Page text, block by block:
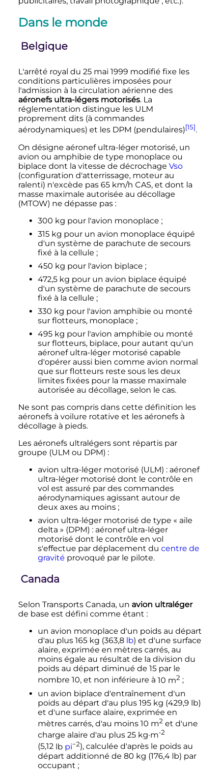
Dans le monde
Belgique
L'arrêté royal du 25 mai 1999 modifié fixe les
conditions particulières imposées pour
l'admission à la circulation aérienne des
aéronefs ultra-légers motorisés. La
réglementation distingue les ULM
proprement dits (à commandes
aérodynamiques) et les DPM (pendulaires)[15].
On désigne aéronef ultra-léger motorisé, un
avion ou amphibie de type monoplace ou
biplace dont la vitesse de décrochage Vso
(configuration d'atterrissage, moteur au
ralenti) n'excède pas 65 km/h CAS, et dont la
masse maximale autorisée au décollage
(MTOW) ne dépasse pas :
300 kg pour l'avion monoplace ;
315 kg pour un avion monoplace équipé
d'un système de parachute de secours
fixé à la cellule ;
450 kg pour l'avion biplace ;
472,5 kg pour un avion biplace équipé
d'un système de parachute de secours
fixé à la cellule ;
330 kg pour l'avion amphibie ou monté
sur flotteurs, monoplace ;
495 kg pour l'avion amphibie ou monté
sur flotteurs, biplace, pour autant qu'un
aéronef ultra-léger motorisé capable
d'opérer aussi bien comme avion normal
que sur flotteurs reste sous les deux
limites fixées pour la masse maximale
autorisée au décollage, selon le cas.
Ne sont pas compris dans cette définition les
aéronefs à voilure rotative et les aéronefs à
décollage à pieds.
Les aéronefs ultralégers sont répartis par
groupe (ULM ou DPM) :
avion ultra-léger motorisé (ULM) : aéronef
ultra-léger motorisé dont le contrôle en
vol est assuré par des commandes
aérodynamiques agissant autour de
deux axes au moins ;
avion ultra-léger motorisé de type « aile
delta » (DPM) : aéronef ultra-léger
motorisé dont le contrôle en vol
s'effectue par déplacement du centre de
gravité provoqué par le pilote.
Canada
Selon Transports Canada, un avion ultraléger
de base est défini comme étant :
un avion monoplace d'un poids au départ
d'au plus 165 kg (363,8 lb) et d'une surface
alaire, exprimée en mètres carrés, au
moins égale au résultat de la division du
poids au départ diminué de 15 par le
nombre 10, et non inférieure à 10 m2 ;
un avion biplace d'entraînement d'un
poids au départ d'au plus 195 kg (429,9 lb)
et d'une surface alaire, exprimée en
mètres carrés, d'au moins 10 m2 et d'une
charge alaire d'au plus 25 kg·m-2
(5,12 lb pi−2), calculée d'après le poids au
départ additionné de 80 kg (176,4 lb) par
occupant ;